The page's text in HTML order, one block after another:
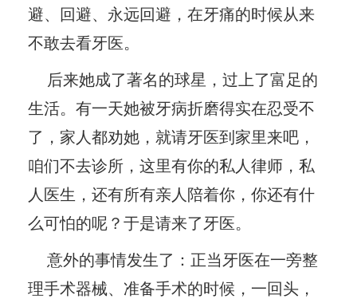
避、回避、永远回避，在牙痛的时候从来
不敢去看牙医。
后来她成了著名的球星，过上了富足的
生活。有一天她被牙病折磨得实在忍受不
了，家人都劝她，就请牙医到家里来吧，
咱们不去诊所，这里有你的私人律师，私
人医生，还有所有亲人陪着你，你还有什
么可怕的呢？于是请来了牙医。
意外的事情发生了：正当牙医在一旁整
理手术器械、准备手术的时候，一回头，